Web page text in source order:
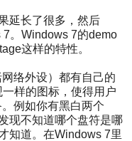
延长了很多，然后
。Windows 7的demo
这样的特性。
络外设）都有自己的
样的图标，使得用户
例如你有黑白两个
现不知道哪个盘符是哪
知道。在Windows 7里